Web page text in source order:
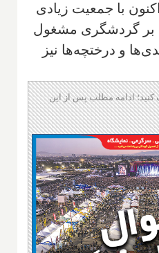
با جمعیت زیادی
بر گردشگری مشغول
و درختچه‌ها نیز
ادامه مطلب پس از این